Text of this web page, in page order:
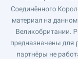
Соединённого
материал на
Великобритании.
предназначены для
партнёры не